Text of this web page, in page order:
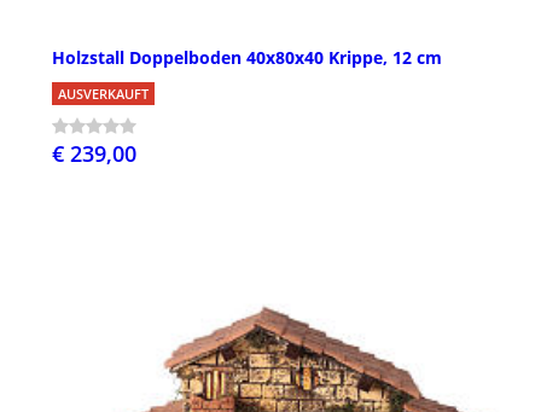
Holzstall Doppelboden 40x80x40 Krippe, 12 cm
AUSVERKAUFT
€ 239,00